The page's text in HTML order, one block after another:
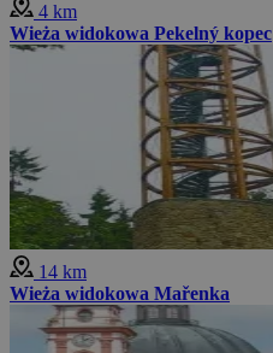
4 km
Wieża widokowa Pekelný kopec
14 km
Wieża widokowa Mařenka